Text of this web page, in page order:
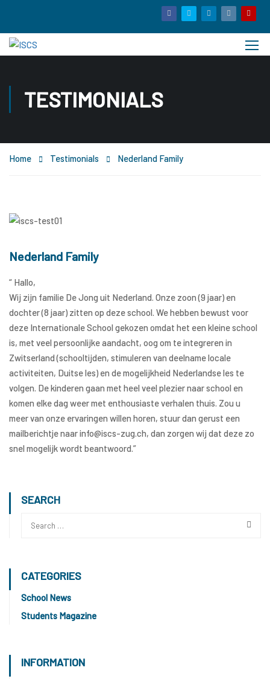
TESTIMONIALS
Home Testimonials Nederland Family
Nederland Family
“ Hallo,
Wij zijn familie De Jong uit Nederland. Onze zoon (9 jaar) en
dochter (8 jaar) zitten op deze school. We hebben bewust voor
deze Internationale School gekozen omdat het een kleine school
is, met veel persoonlijke aandacht, oog om te integreren in
Zwitserland (schooltijden, stimuleren van deelname locale
activiteiten, Duitse les) en de mogelijkheid Nederlandse les te
volgen. De kinderen gaan met heel veel plezier naar school en
komen elke dag weer met enthousiaste verhalen thuis. Zou u
meer van onze ervaringen willen horen, stuur dan gerust een
mailberichtje naar info@iscs-zug.ch, dan zorgen wij dat deze zo
snel mogelijk wordt beantwoord.”
SEARCH
CATEGORIES
School News
Students Magazine
INFORMATION